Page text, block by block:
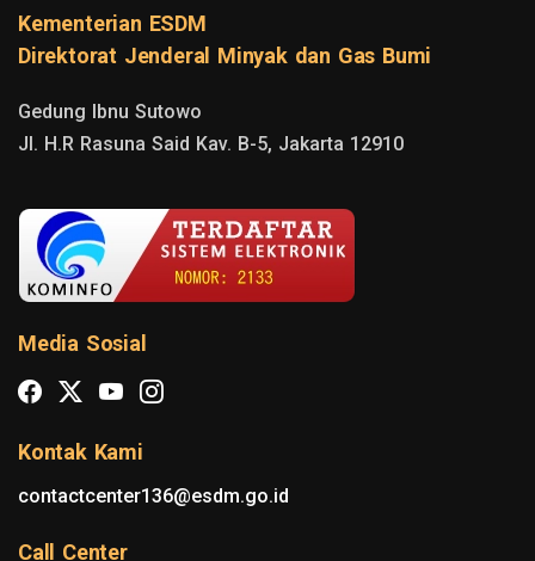
Kementerian ESDM
Direktorat Jenderal Minyak dan Gas Bumi
Gedung Ibnu Sutowo
Jl. H.R Rasuna Said Kav. B-5, Jakarta 12910
Media Sosial
Kontak Kami
contactcenter136@esdm.go.id
Call Center